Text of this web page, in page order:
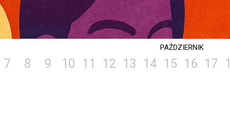
PAŹDZIERNIK
7 8 9 10 11 12 13 14 15 16 17